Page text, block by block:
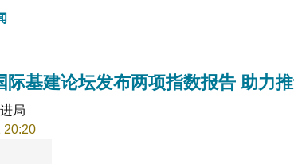
际基建论坛发布两项指数报告 助力
局
20:20